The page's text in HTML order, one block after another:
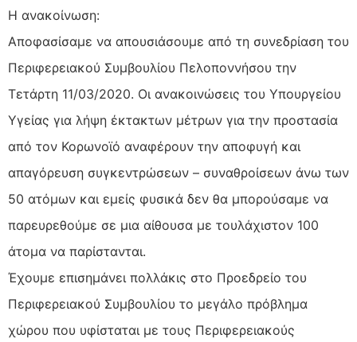
Η ανακοίνωση:
Αποφασίσαμε να απουσιάσουμε από τη συνεδρίαση του
Περιφερειακού Συμβουλίου Πελοποννήσου την
Τετάρτη 11/03/2020. Οι ανακοινώσεις του Υπουργείου
Υγείας για λήψη έκτακτων μέτρων για την προστασία
από τον Κορωνοϊό αναφέρουν την αποφυγή και
απαγόρευση συγκεντρώσεων – συναθροίσεων άνω των
50 ατόμων και εμείς φυσικά δεν θα μπορούσαμε να
παρευρεθούμε σε μια αίθουσα με τουλάχιστον 100
άτομα να παρίστανται.
Έχουμε επισημάνει πολλάκις στο Προεδρείο του
Περιφερειακού Συμβουλίου το μεγάλο πρόβλημα
χώρου που υφίσταται με τους Περιφερειακούς